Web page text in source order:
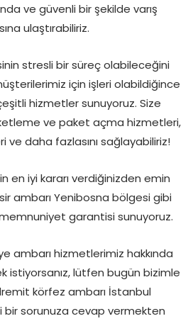
ve güvenli bir şekilde varış
ulaştırabiliriz.
stresli bir süreç olabileceğini
için işleri olabildiğince
hizmetler sunuyoruz. Size
ve paket açma hizmetleri,
daha fazlasını sağlayabiliriz!
en iyi kararı verdiğinizden emin
ambarı Yenibosna bölgesi gibi
garantisi sunuyoruz.
ambarı hizmetlerimiz hakkında
istiyorsanız, lütfen bugün bizimle
körfez ambarı İstanbul
sorunuza cevap vermekten